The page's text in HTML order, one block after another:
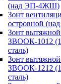
(над ЭП-4ЖШ)
Зонт
островной
Зонт
ЗВООК-1012
сталь)
Зонт
ЗВООК-1212
сталь)